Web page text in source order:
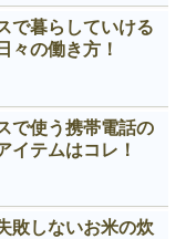
で暮らしていける
々の働き方！
で使う携帯電話の
イテムはコレ！
敗しないお米の炊